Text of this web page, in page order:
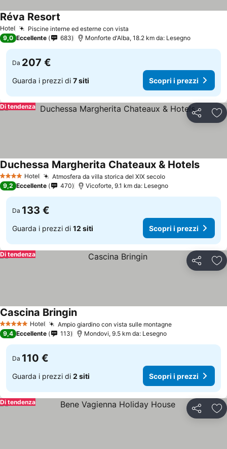
Hotel Piscine interne ed esterne con vista
Réva Resort
9,0 Eccellente 683 Monforte d'Alba, 18.2 km da: Lesegno
Da 207 €
Guarda i prezzi di 7 siti Scopri i prezzi
Condividi
Di tendenza
4 Stelle Hotel Atmosfera da villa storica del XIX secolo
Duchessa Margherita Chateaux & Hotels
9,2 Eccellente 470 Vicoforte, 9.1 km da: Lesegno
Da 133 €
Guarda i prezzi di 12 siti Scopri i prezzi
Condividi
Di tendenza
5 Stelle Hotel Ampio giardino con vista sulle montagne
Cascina Bringin
9,4 Eccellente 113 Mondovi, 9.5 km da: Lesegno
Da 110 €
Guarda i prezzi di 2 siti Scopri i prezzi
Condividi
Di tendenza